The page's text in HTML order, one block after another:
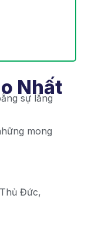
Nhất
sự lắng
mong
Đức,